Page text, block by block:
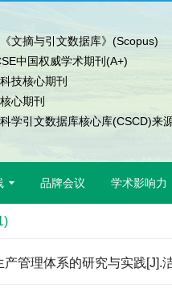
文摘与引文数据库》(Scopus)
中国权威学术期刊(A+)
技核心期刊
心期刊
学引文数据库核心库(CSCD)来
品牌会议 学术影响力
管理体系的研究与实践[J].